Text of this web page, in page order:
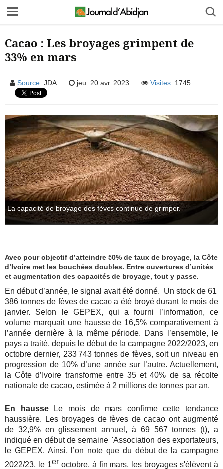
Cacao : Les broyages grimpent de
33% en mars
Source: JDA jeu. 20 avr. 2023 Visites: 1745
La capacité de broyage des fèves continue de grimper.
Avec pour objectif d’atteindre 50% de taux de broyage, la Côte
d’Ivoire met les bouchées doubles. Entre ouvertures d’unités
et augmentation des capacités de broyage, tout y passe.
En début d’année, le signal avait été donné. Un stock de 61
386 tonnes de fèves de cacao a été broyé durant le mois de
janvier. Selon le GEPEX, qui a fourni l’information, ce
volume marquait une hausse de 16,5% comparativement à
l’année dernière à la même période. Dans l’ensemble, le
pays a traité, depuis le début de la campagne 2022/2023, en
octobre dernier, 233 743 tonnes de fèves, soit un niveau en
progression de 10% d’une année sur l’autre. Actuellement,
la Côte d’Ivoire transforme entre 35 et 40% de sa récolte
nationale de cacao, estimée à 2 millions de tonnes par an.
En hausseLe mois de mars confirme cette tendance
haussière. Les broyages de fèves de cacao ont augmenté
de 32,9% en glissement annuel, à 69 567 tonnes (t), a
indiqué en début de semaine l'Association des exportateurs,
le GEPEX. Ainsi, l’on note que du début de la campagne
2022/23, le 1er octobre, à fin mars, les broyages s'élèvent à